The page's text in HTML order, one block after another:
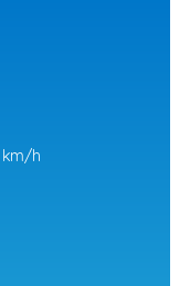
km/h